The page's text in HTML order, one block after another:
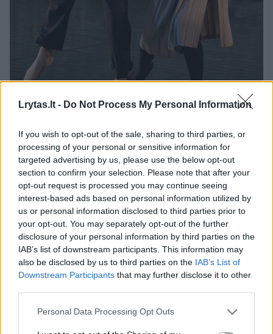
Lrytas.lt - Do Not Process My Personal Information
If you wish to opt-out of the sale, sharing to third parties, or
processing of your personal or sensitive information for
targeted advertising by us, please use the below opt-out
section to confirm your selection. Please note that after your
opt-out request is processed you may continue seeing
interest-based ads based on personal information utilized by
us or personal information disclosed to third parties prior to
your opt-out. You may separately opt-out of the further
disclosure of your personal information by third parties on the
IAB’s list of downstream participants. This information may
also be disclosed by us to third parties on the IAB’s List of
Downstream Participants that may further disclose it to other
Personal Data Processing Opt Outs
Daugiau nuotraukų (5)
Šokėja A.Krasauskaitė neslėpė, kad artėjant „Eglės žalčių
karalienės“ premjerai labai jaudinasi, nes jaučia didžiulę
atsakomybę atlikdama šį vaidmenį.
M.Aleksos nuotr.
– Ar Eduardo Balsio muzika padeda
atskleisti Eglės personažą?
– Eglės vaidmuo – muzikos ir choreografijos
mielai klausau. Ir man ji padeda kurti